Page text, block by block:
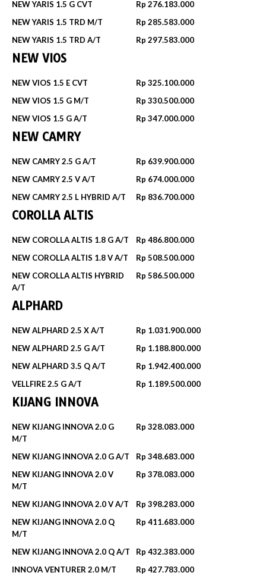
NEW YARIS 1.5 G CVT
Rp 276.183.000
NEW YARIS 1.5 TRD M/T
Rp 285.583.000
NEW YARIS 1.5 TRD A/T
Rp 297.583.000
NEW VIOS
NEW VIOS 1.5 E CVT
Rp 325.100.000
NEW VIOS 1.5 G M/T
Rp 330.500.000
NEW VIOS 1.5 G A/T
Rp 347.000.000
NEW CAMRY
NEW CAMRY 2.5 G A/T
Rp 639.900.000
NEW CAMRY 2.5 V A/T
Rp 674.000.000
NEW CAMRY 2.5 L HYBRID A/T
Rp 836.700.000
COROLLA ALTIS
NEW COROLLA ALTIS 1.8 G A/T
Rp 486.800.000
NEW COROLLA ALTIS 1.8 V A/T
Rp 508.500.000
NEW COROLLA ALTIS HYBRID
A/T
Rp 586.500.000
ALPHARD
NEW ALPHARD 2.5 X A/T
Rp 1.031.900.000
NEW ALPHARD 2.5 G A/T
Rp 1.188.800.000
NEW ALPHARD 3.5 Q A/T
Rp 1.942.400.000
VELLFIRE 2.5 G A/T
Rp 1.189.500.000
KIJANG INNOVA
NEW KIJANG INNOVA 2.0 G
M/T
Rp 328.083.000
NEW KIJANG INNOVA 2.0 G A/T
Rp 348.683.000
NEW KIJANG INNOVA 2.0 V
M/T
Rp 378.083.000
NEW KIJANG INNOVA 2.0 V A/T
Rp 398.283.000
NEW KIJANG INNOVA 2.0 Q
M/T
Rp 411.683.000
NEW KIJANG INNOVA 2.0 Q A/T
Rp 432.383.000
INNOVA VENTURER 2.0 M/T
Rp 427.783.000